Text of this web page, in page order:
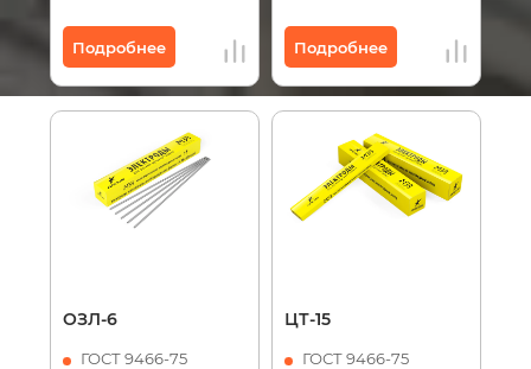
Подробнее Подробнее
ОЗЛ-6
ГОСТ 9466-75
ЦТ-15
ГОСТ 9466-75